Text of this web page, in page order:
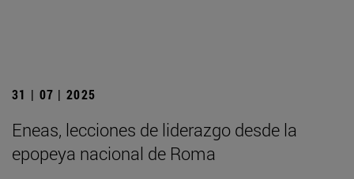
31 | 07 | 2025
Eneas, lecciones de liderazgo desde la
epopeya nacional de Roma